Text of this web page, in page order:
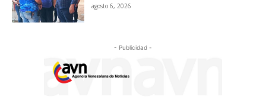
agosto 6, 2026
- Publicidad -